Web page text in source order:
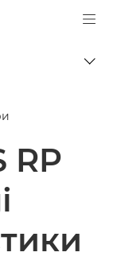
Logo, back to
RP